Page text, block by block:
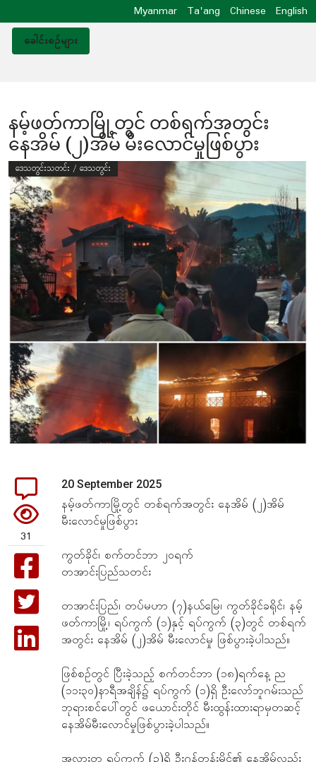
Myanmar Ta'ang Chinese
English
ခေါင်းစဥ်များ
နမ့်ဖတ်ကာမြို့တွင် တစ်ရက်အတွင်း
နေအိမ် (၂)အိမ် မီးလောင်မှုဖြစ်ပွား
ဒေသတွင်းသတင်း / ဒေသတွင်း
31
20 September 2025
နမ့်ဖတ်ကာမြို့တွင် တစ်ရက်အတွင်း နေအိမ် (၂)အိမ်
မီးလောင်မှုဖြစ်ပွား
ကွတ်ခိုင်၊ စက်တင်ဘာ ၂၀ရက်
တအာင်းပြည်သတင်း
တအာင်းပြည်၊ တပ်မဟာ (၇)နယ်မြေ၊ ကွတ်ခိုင်ခရိုင်၊ နမ့်
ဖတ်ကာမြို့၊ ရပ်ကွက် (၁)နှင့် ရပ်ကွက် (၃)တွင် တစ်ရက်
အတွင်း နေအိမ် (၂)အိမ် မီးလောင်မှု ဖြစ်ပွားခဲ့ပါသည်။
ဖြစ်စဉ်တွင် ပြီးခဲ့သည့် စက်တင်ဘာ (၁၈)ရက်နေ့ ည
(၁၁း၃၀)နာရီအချိန်၌ ရပ်ကွက် (၁)ရှိ ဦးလော်ဘူဂမ်းသည်
ဘုရားစင်ပေါ်တွင် ဖယောင်းတိုင် မီးထွန်းထားရာမှတဆင့်
နေအိမ်မီးလောင်မှုဖြစ်ပွားခဲ့ပါသည်။